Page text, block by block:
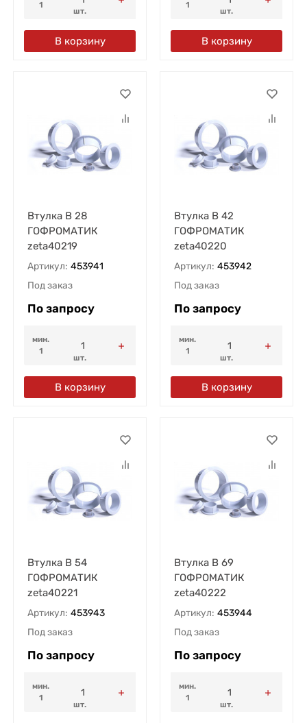
1
шт.
В корзину
1
шт.
В корзину
Втулка В 28
ГОФРОМАТИК
zeta40219
Артикул: 453941
Под заказ
По запросу
мин.
1
шт.
В корзину
Втулка В 42
ГОФРОМАТИК
zeta40220
Артикул: 453942
Под заказ
По запросу
мин.
1
шт.
В корзину
Втулка В 54
ГОФРОМАТИК
zeta40221
Артикул: 453943
Под заказ
По запросу
мин.
1
шт.
Втулка В 69
ГОФРОМАТИК
zeta40222
Артикул: 453944
Под заказ
По запросу
мин.
1
шт.